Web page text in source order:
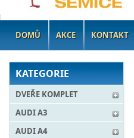
DOMŮ AKCE KONTAKT
KATEGORIE
DVEŘE KOMPLET
AUDI A3
AUDI A4